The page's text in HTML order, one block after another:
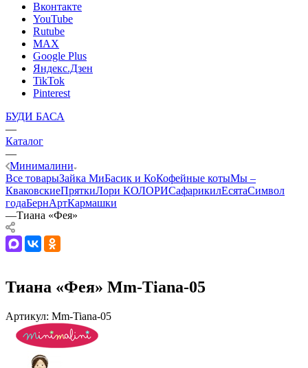
Вконтакте
YouTube
Rutube
MAX
Google Plus
Яндекс.Дзен
TikTok
Pinterest
БУДИ БАСА
—
Каталог
—
Минималини
Все товарыЗайка МиБасик и КоКофейные котыМы –
КваковскиеПряткиЛори КОЛОРИСафарикилЕсятаСимвол
годаБернАртКармашки
—Тиана «Фея»
Тиана «Фея» Mm-Tiana-05
Артикул: Mm-Tiana-05